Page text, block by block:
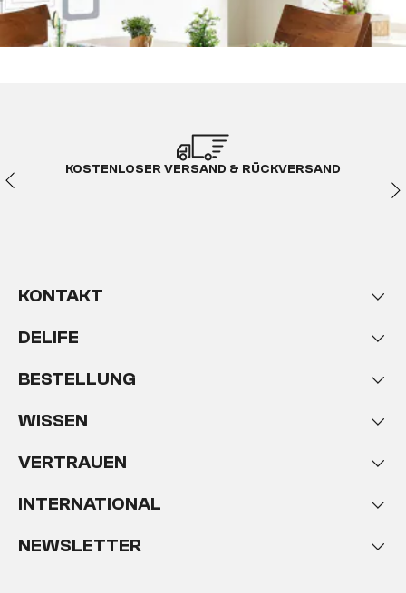
KOSTENLOSER VERSAND & RÜCKVERSAND
KONTAKT
DELIFE
BESTELLUNG
WISSEN
VERTRAUEN
INTERNATIONAL
NEWSLETTER